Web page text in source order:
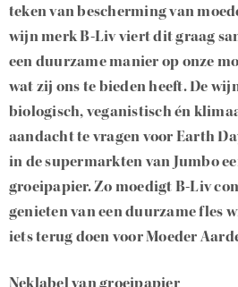
teken van bescherming van
wijn merk B-Liv viert dit graag
een duurzame manier op onze
wat zij ons te bieden heeft. De
biologisch, veganistisch én
aandacht te vragen voor Earth
in de supermarkten van Jumbo
groeipapier. Zo moedigt B-Liv
genieten van een duurzame fles
iets terug doen voor Moeder